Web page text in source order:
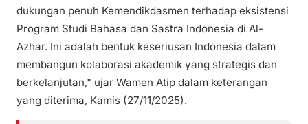
dukungan penuh Kemendikdasmen terhadap eksistensi
Program Studi Bahasa dan Sastra Indonesia di Al-
Azhar. Ini adalah bentuk keseriusan Indonesia dalam
membangun kolaborasi akademik yang strategis dan
berkelanjutan," ujar Wamen Atip dalam keterangan
yang diterima, Kamis (27/11/2025).